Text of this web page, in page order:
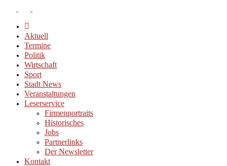
Aktuell
Termine
Politik
Wirtschaft
Sport
Stadt News
Veranstaltungen
Leserservice
Firmenportraits
Historisches
Jobs
Partnerlinks
Der Newsletter
Kontakt